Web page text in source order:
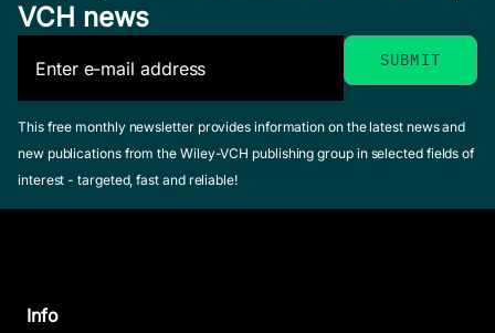
VCH news
This free monthly newsletter provides information on the latest news and
new publications from the Wiley-VCH publishing group in selected fields of
interest - targeted, fast and reliable!
Info